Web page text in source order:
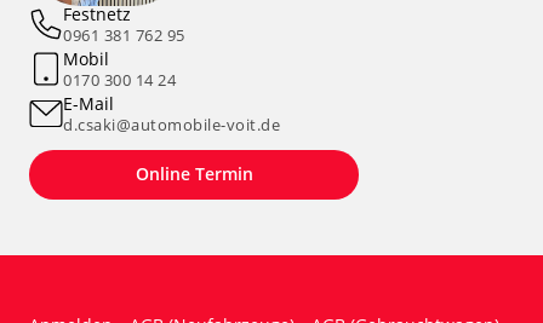
Festnetz
0961 381 762 95
Mobil
0170 300 14 24
E-Mail
d.csaki@automobile-voit.de
Online Termin